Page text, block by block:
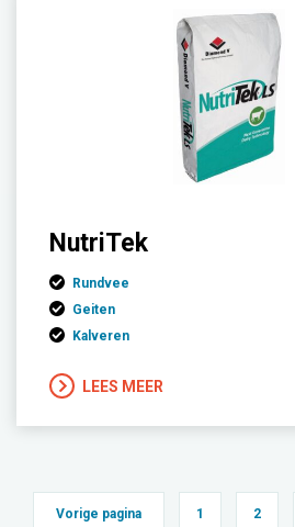
NutriTek
Rundvee
Geiten
Kalveren
LEES MEER
Vorige pagina 1 2